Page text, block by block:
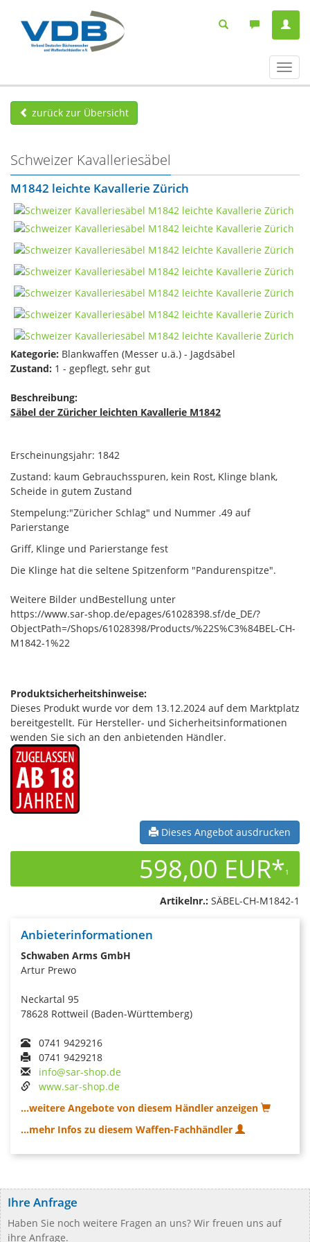
ein-/
zurück zur Übersicht
Schweizer Kavalleriesäbel
M1842 leichte Kavallerie Zürich
Kategorie: Blankwaffen (Messer u.ä.) - Jagdsäbel
Zustand: 1 - gepflegt, sehr gut
Beschreibung:
Säbel der Züricher leichten Kavallerie M1842
Erscheinungsjahr: 1842
Zustand: kaum Gebrauchsspuren, kein Rost, Klinge blank,
Scheide in gutem Zustand
Stempelung:"Züricher Schlag" und Nummer .49 auf
Parierstange
Griff, Klinge und Parierstange fest
Die Klinge hat die seltene Spitzenform "Pandurenspitze".
Weitere Bilder undBestellung unter
https://www.sar-shop.de/epages/61028398.sf/de_DE/?
ObjectPath=/Shops/61028398/Products/%22S%C3%84BEL-CH-
M1842-1%22
Produktsicherheitshinweise:
Dieses Produkt wurde vor dem 13.12.2024 auf dem Marktplatz
bereitgestellt. Für Hersteller- und Sicherheitsinformationen
wenden Sie sich an den anbietenden Händler.
Dieses Angebot ausdrucken
598,00 EUR*1
Artikelnr.: SÄBEL-CH-M1842-1
Anbieterinformationen
Schwaben Arms GmbH
Artur Prewo
Neckartal 95
78628 Rottweil (Baden-Württemberg)
0741 9429216
0741 9429218
info@sar-shop.de
www.sar-shop.de
...weitere Angebote von diesem Händler anzeigen
...mehr Infos zu diesem Waffen-Fachhändler
Ihre Anfrage
Haben Sie noch weitere Fragen an uns? Wir freuen uns auf
ihre Anfrage.